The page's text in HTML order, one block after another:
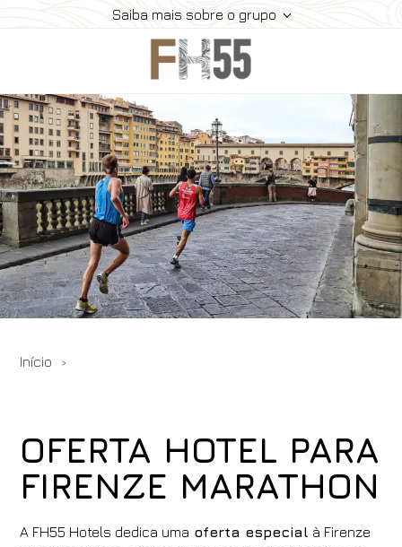
Saiba mais sobre o grupo
Home
História
Coleção
Meeting
Contatos
Ofertas
Reserve
Início
OFERTA HOTEL PARA
FIRENZE MARATHON
A FH55 Hotels dedica uma oferta especial à Firenze